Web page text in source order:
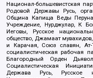
Национал-большевистская
Родовой Державы Русь,
Община Капища Веды
Учреждение, Нурджулар, К
Иеговы, Русское
общество, Джамаат
и Карачая, Союз славян,
социалистическая рабочая
Благородный Орден
Социалистическая
Держава Русь, Русское